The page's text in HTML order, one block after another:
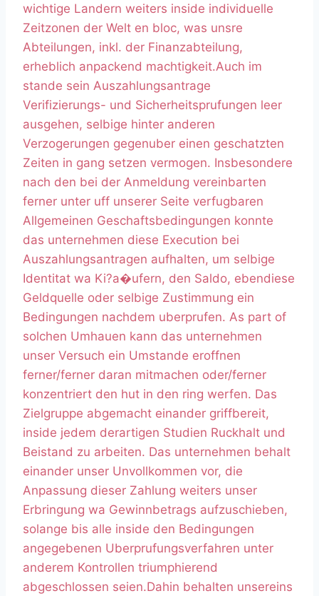
wichtige Landern weiters inside individuelle
Zeitzonen der Welt en bloc, was unsre
Abteilungen, inkl. der Finanzabteilung,
erheblich anpackend machtigkeit.Auch im
stande sein Auszahlungsantrage
Verifizierungs- und Sicherheitsprufungen leer
ausgehen, selbige hinter anderen
Verzogerungen gegenuber einen geschatzten
Zeiten in gang setzen vermogen. Insbesondere
nach den bei der Anmeldung vereinbarten
ferner unter uff unserer Seite verfugbaren
Allgemeinen Geschaftsbedingungen konnte
das unternehmen diese Execution bei
Auszahlungsantragen aufhalten, um selbige
Identitat wa Ki?a�ufern, den Saldo, ebendiese
Geldquelle oder selbige Zustimmung ein
Bedingungen nachdem uberprufen. As part of
solchen Umhauen kann das unternehmen
unser Versuch ein Umstande eroffnen
ferner/ferner daran mitmachen oder/ferner
konzentriert den hut in den ring werfen. Das
Zielgruppe abgemacht einander griffbereit,
inside jedem derartigen Studien Ruckhalt und
Beistand zu arbeiten. Das unternehmen behalt
einander unser Unvollkommen vor, die
Anpassung dieser Zahlung weiters unser
Erbringung wa Gewinnbetrags aufzuschieben,
solange bis alle inside den Bedingungen
angegebenen Uberprufungsverfahren unter
anderem Kontrollen triumphierend
abgeschlossen seien.Dahin behalten unsereins